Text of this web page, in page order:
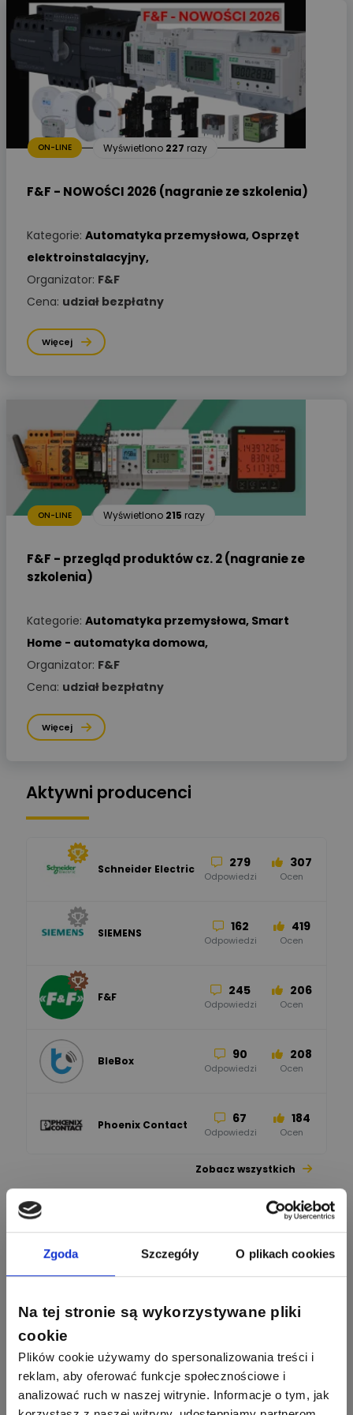
Zgoda Szczegóły O plikach cookies
Na tej stronie są wykorzystywane pliki
cookie
Plików cookie używamy do spersonalizowania treści i
reklam, aby oferować funkcje społecznościowe i
analizować ruch w naszej witrynie. Informacje o tym, jak
ON-LINE Wyświetlono 227 razy
F&F - NOWOŚCI 2026 (nagranie ze szkolenia)
Kategorie: Automatyka przemysłowa, Osprzęt
elektroinstalacyjny,
Organizator: F&F
Cena: udział bezpłatny
Więcej
ON-LINE Wyświetlono 215 razy
F&F - przegląd produktów cz. 2 (nagranie ze
szkolenia)
Kategorie: Automatyka przemysłowa, Smart
Home - automatyka domowa,
Organizator: F&F
Cena: udział bezpłatny
Więcej
Aktywni producenci
Schneider Electric 279
Odpowiedzi
307
Ocen
SIEMENS 162
Odpowiedzi
419
Ocen
F&F 245
Odpowiedzi
206
Ocen
BleBox 90
Odpowiedzi
208
Ocen
Phoenix Contact 67
Odpowiedzi
184
Ocen
automatyka pollin
34
Odpowiedzi Ocen
ELKO-BIS Systemy
Odgromowe
47
Odpowiedzi
67
Zamel 50
Odpowiedzi Ocen
Zobacz wszystkich
Pomocni użytkownicy
artel electric
Odpowiedzi Ocen
Zhandos62 1256
Odpowiedzi
790
Ocen